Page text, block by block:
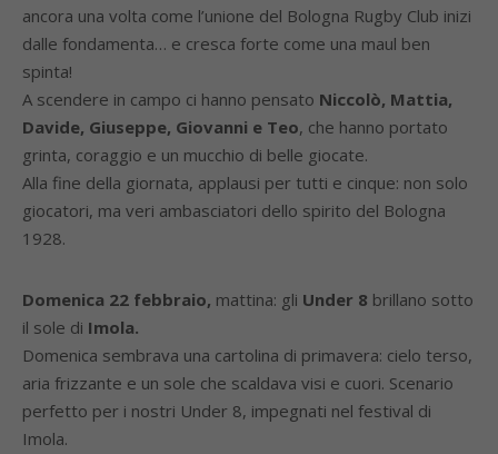
ancora una volta come l’unione del Bologna Rugby Club inizi
dalle fondamenta… e cresca forte come una maul ben
spinta!
A scendere in campo ci hanno pensato Niccolò, Mattia,
Davide, Giuseppe, Giovanni e Teo, che hanno portato
grinta, coraggio e un mucchio di belle giocate.
Alla fine della giornata, applausi per tutti e cinque: non solo
giocatori, ma veri ambasciatori dello spirito del Bologna
1928.
Domenica 22 febbraio, mattina: gli Under 8 brillano sotto
il sole di Imola.
Domenica sembrava una cartolina di primavera: cielo terso,
aria frizzante e un sole che scaldava visi e cuori. Scenario
perfetto per i nostri Under 8, impegnati nel festival di
Imola.